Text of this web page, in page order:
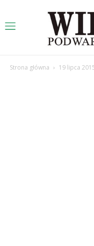
Strona główna 19 lipca